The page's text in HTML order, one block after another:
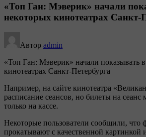
«Топ Ган: Мэверик» начали
некоторых кинотеатрах Санкт-
Автор admin
«Топ Ган: Мэверик» начали показывать
кинотеатрах Санкт-Петербурга
Например, на сайте кинотеатра
расписание сеансов, но билеты на
только на кассе.
Некоторые пользователи сообщили, что
прокатывают с качественной